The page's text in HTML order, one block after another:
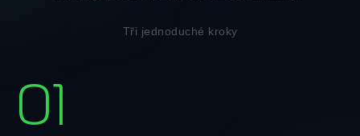
Tři jednoduché kroky
01